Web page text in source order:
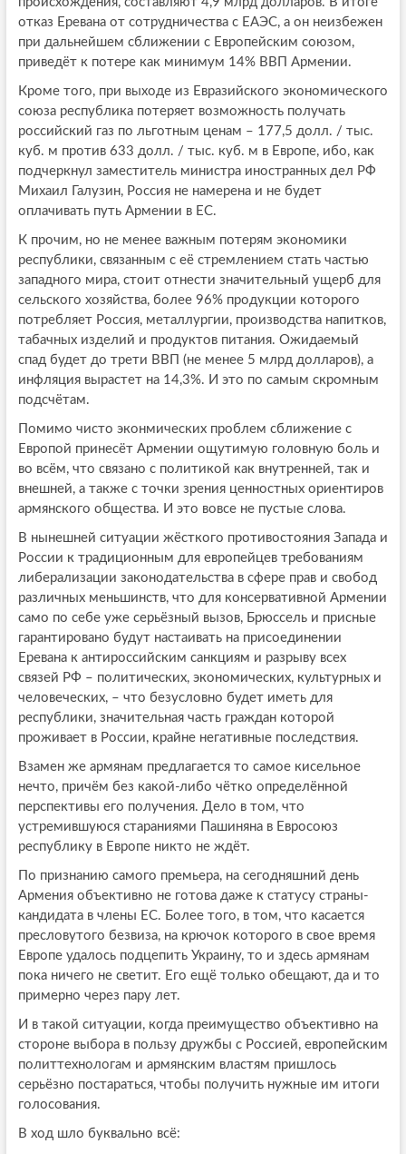
отказ Еревана от сотрудничества с ЕАЭС, а он неизбежен
при дальнейшем сближении с Европейским союзом,
приведёт к потере как минимум 14% ВВП Армении.
Кроме того, при выходе из Евразийского экономического
союза республика потеряет возможность получать
российский газ по льготным ценам – 177,5 долл. / тыс.
куб. м против 633 долл. / тыс. куб. м в Европе, ибо, как
подчеркнул заместитель министра иностранных дел РФ
Михаил Галузин, Россия не намерена и не будет
оплачивать путь Армении в ЕС.
К прочим, но не менее важным потерям экономики
республики, связанным с её стремлением стать частью
западного мира, стоит отнести значительный ущерб для
сельского хозяйства, более 96% продукции которого
потребляет Россия, металлургии, производства напитков,
табачных изделий и продуктов питания. Ожидаемый
спад будет до трети ВВП (не менее 5 млрд долларов), а
инфляция вырастет на 14,3%. И это по самым скромным
подсчётам.
Помимо чисто эконмических проблем сближение с
Европой принесёт Армении ощутимую головную боль и
во всём, что связано с политикой как внутренней, так и
внешней, а также с точки зрения ценностных ориентиров
армянского общества. И это вовсе не пустые слова.
В нынешней ситуации жёсткого противостояния Запада и
России к традиционным для европейцев требованиям
либерализации законодательства в сфере прав и свобод
различных меньшинств, что для консервативной Армении
само по себе уже серьёзный вызов, Брюссель и присные
гарантировано будут настаивать на присоединении
Еревана к антироссийским санкциям и разрыву всех
связей РФ – политических, экономических, культурных и
человеческих, – что безусловно будет иметь для
республики, значительная часть граждан которой
проживает в России, крайне негативные последствия.
Взамен же армянам предлагается то самое кисельное
нечто, причём без какой-либо чётко определённой
перспективы его получения. Дело в том, что
устремившуюся стараниями Пашиняна в Евросоюз
республику в Европе никто не ждёт.
По признанию самого премьера, на сегодняшний день
Армения объективно не готова даже к статусу страны-
кандидата в члены ЕС. Более того, в том, что касается
пресловутого безвиза, на крючок которого в свое время
Европе удалось подцепить Украину, то и здесь армянам
пока ничего не светит. Его ещё только обещают, да и то
примерно через пару лет.
И в такой ситуации, когда преимущество объективно на
стороне выбора в пользу дружбы с Россией, европейским
политтехнологам и армянским властям пришлось
серьёзно постараться, чтобы получить нужные им итоги
голосования.
В ход шло буквально всё: